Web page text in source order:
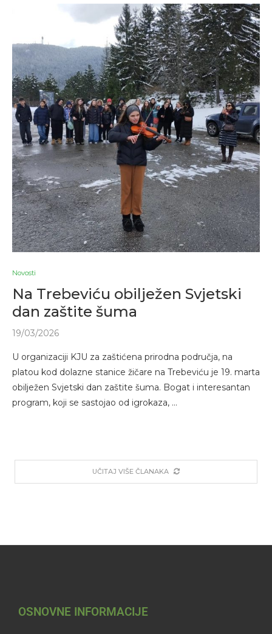
Novosti
Na Trebeviću obilježen Svjetski
dan zaštite šuma
19/03/2026
U organizaciji KJU za zaštićena prirodna područja, na
platou kod dolazne stanice žičare na Trebeviću je 19. marta
obilježen Svjetski dan zaštite šuma. Bogat i interesantan
program, koji se sastojao od igrokaza, …
UČITAJ VIŠE ČLANAKA
OSNOVNE INFORMACIJE